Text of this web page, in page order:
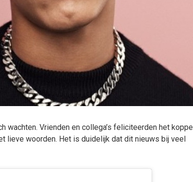
wachten. Vrienden en collega’s feliciteerden het koppel
lieve woorden. Het is duidelijk dat dit nieuws bij veel